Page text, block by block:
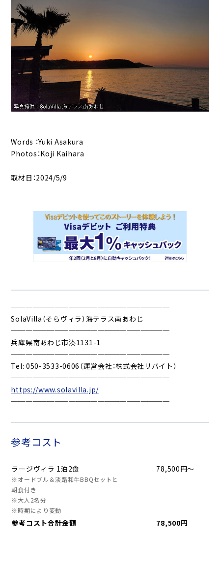
Words ：Yuki Asakura
Photos：Koji Kaihara
取材日：2024/5/9
──────────────────────
SolaVilla（そらヴィラ）海テラス南あわじ
──────────────────────
兵庫県南あわじ市湊1131-1
──────────────────────
Tel: 050-3533-0606（運営会社：株式会社リバイト）
──────────────────────
https://www.solavilla.jp/
──────────────────────
参考コスト
ラージヴィラ 1泊2食
※オードブル＆淡路和牛BBQセットと
朝食付き
※大人2名分
※時期により変動
78,500円～
参考コスト合計金額 78,500円